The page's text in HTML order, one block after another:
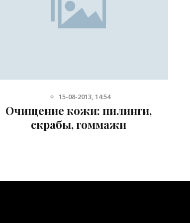
28-09-2013, 13:38
Как определить свой тип кожи
лица